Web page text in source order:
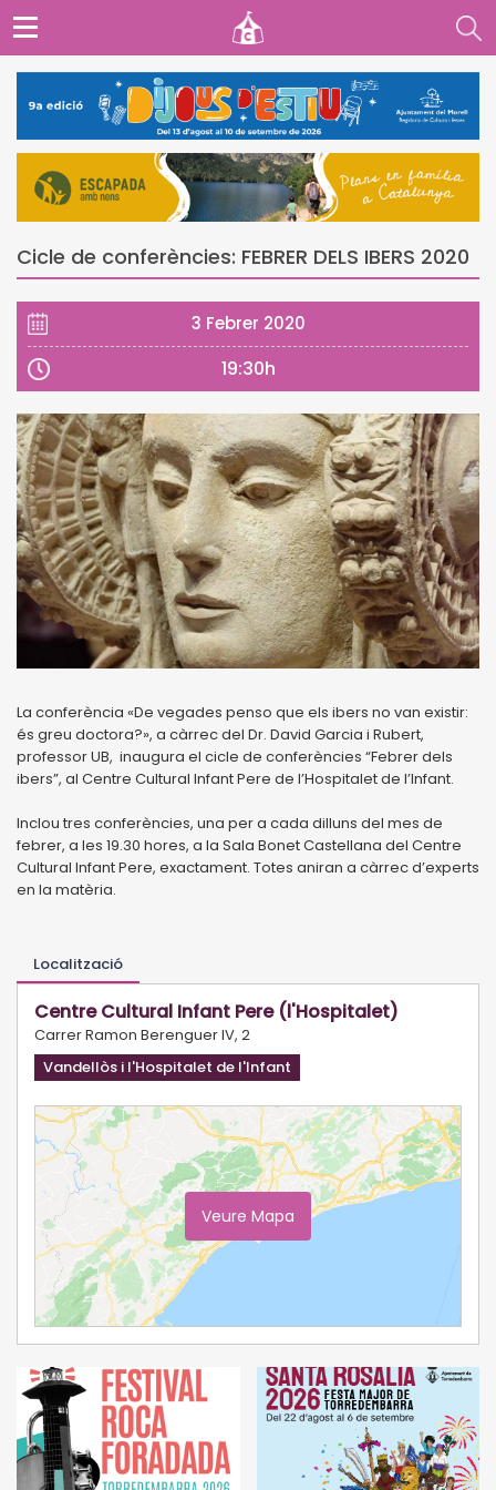
Cicle de conferències: FEBRER DELS IBERS 2020
3 Febrer 2020
19:30h
La conferència «De vegades penso que els ibers no van existir:
és greu doctora?», a càrrec del Dr. David Garcia i Rubert,
professor UB, inaugura el cicle de conferències “Febrer dels
ibers”, al Centre Cultural Infant Pere de l’Hospitalet de l’Infant.
Inclou tres conferències, una per a cada dilluns del mes de
febrer, a les 19.30 hores, a la Sala Bonet Castellana del Centre
Cultural Infant Pere, exactament. Totes aniran a càrrec d’experts
en la matèria.
Localització
Centre Cultural Infant Pere (l'Hospitalet)
Carrer Ramon Berenguer IV, 2
Vandellòs i l'Hospitalet de l'Infant
Veure Mapa